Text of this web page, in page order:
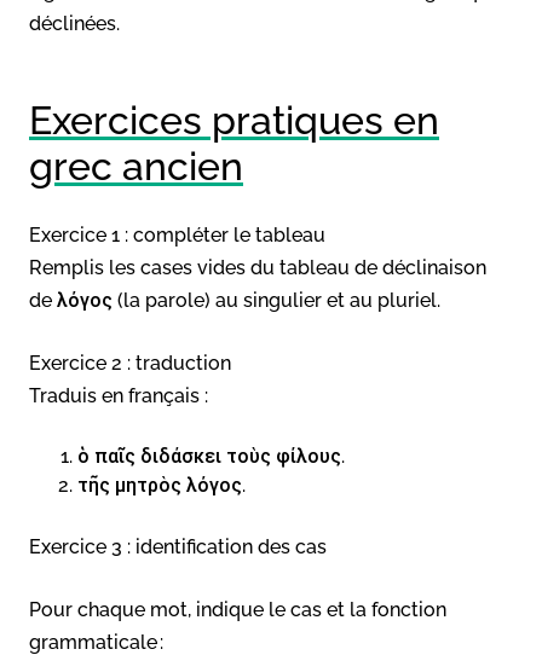
déclinées.
Exercices pratiques en
grec ancien
Exercice 1 : compléter le tableau
Remplis les cases vides du tableau de déclinaison
de λόγος (la parole) au singulier et au pluriel.
Exercice 2 : traduction
Traduis en français :
ὁ παῖς διδάσκει τοὺς φίλους.
τῆς μητρὸς λόγος.
Exercice 3 : identification des cas
Pour chaque mot, indique le cas et la fonction
grammaticale :